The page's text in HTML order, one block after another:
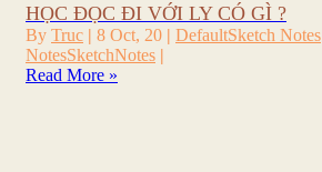
HỌC ĐỌC ĐI VỚI LY CÓ GÌ ?
By Truc | 8 Oct, 20 | DefaultSketch Notes
NotesSketchNotes |
Read More »